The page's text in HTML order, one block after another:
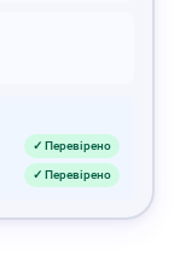
✓ Перевірено
✓ Перевірено